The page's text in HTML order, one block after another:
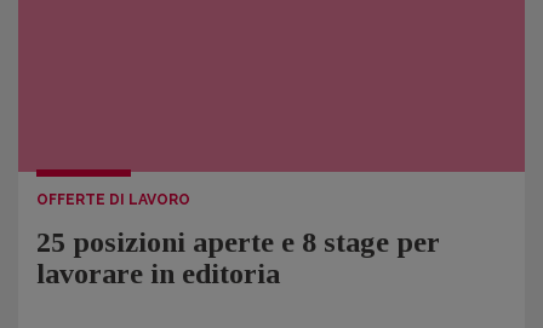
OFFERTE DI LAVORO
25 posizioni aperte e 8 stage per
lavorare in editoria